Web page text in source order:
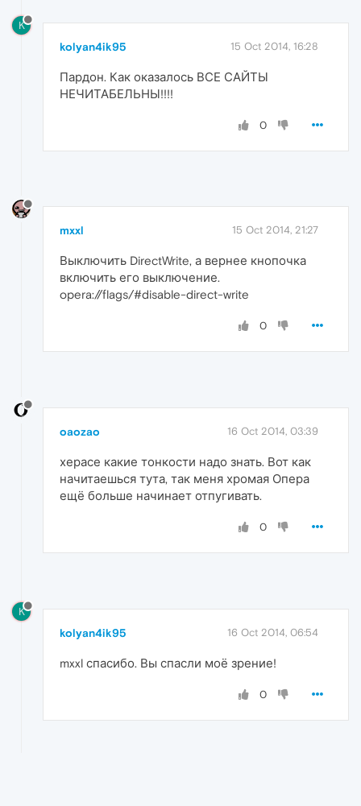
K
kolyan4ik95 15 Oct 2014, 16:28
Пардон. Как оказалось ВСЕ САЙТЫ
НЕЧИТАБЕЛЬНЫ!!!!
0
mxxl 15 Oct 2014, 21:27
Выключить DirectWrite, а вернее кнопочка
включить его выключение.
opera://flags/#disable-direct-write
0
oaozao 16 Oct 2014, 03:39
херасе какие тонкости надо знать. Вот как
начитаешься тута, так меня хромая Опера
ещё больше начинает отпугивать.
0
K
kolyan4ik95 16 Oct 2014, 06:54
mxxl спасибо. Вы спасли моё зрение!
0